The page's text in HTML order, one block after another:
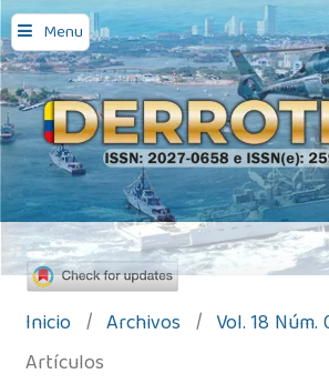
Menu
Inicio / Archivos / Vol. 18 Núm.
Artículos